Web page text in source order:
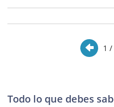
1 /
Todo lo que debes